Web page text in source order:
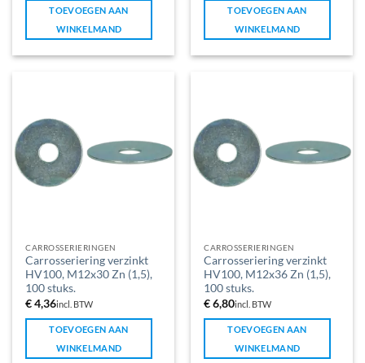
TOEVOEGEN AAN
WINKELMAND
TOEVOEGEN AAN
WINKELMAND
CARROSSERIERINGEN
Carrosseriering verzinkt
HV100, M12x30 Zn (1,5),
100 stuks.
€4,36incl. BTW
TOEVOEGEN AAN
WINKELMAND
CARROSSERIERINGEN
Carrosseriering verzinkt
HV100, M12x36 Zn (1,5),
100 stuks.
€6,80incl. BTW
TOEVOEGEN AAN
WINKELMAND